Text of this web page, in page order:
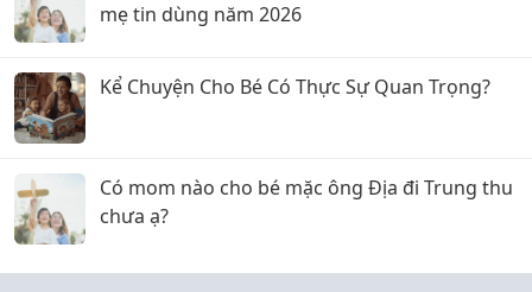
mẹ tin dùng năm 2026
Kể Chuyện Cho Bé Có Thực Sự Quan Trọng?
Có mom nào cho bé mặc ông Địa đi Trung thu
chưa ạ?